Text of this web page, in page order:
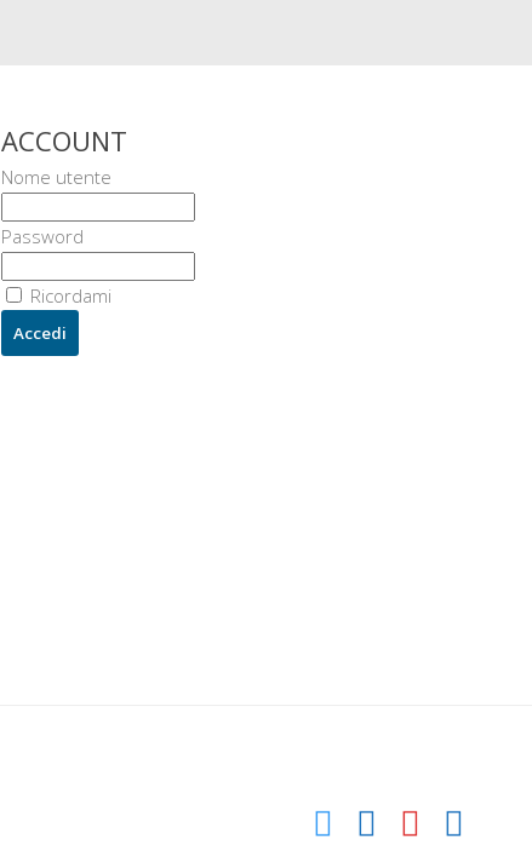
ACCOUNT
Nome utente
Password
Ricordami